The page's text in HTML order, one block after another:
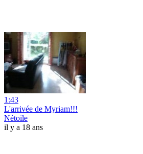
1:43
L'arrivée de Myriam!!!
Nétoile
il y a 18 ans